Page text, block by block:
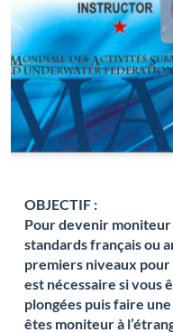
OBJECTIF :
Pour devenir moniteur
standards français ou
premiers niveaux pour
est nécessaire si vous
plongées puis faire
êtes moniteur à